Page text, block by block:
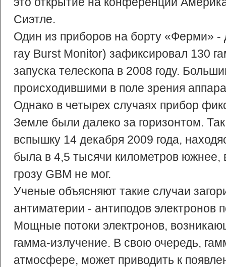
Сиэтле.
Один из приборов на борту «Ферми»
ray Burst Monitor) зафиксировал 130
запуска телескопа в 2008 году.
происходившими в поле зрения
Однако в четырех случаях прибор
Земле были далеко за горизонтом.
вспышку 14 декабря 2009 года,
была в 4,5 тысячи километров южнее,
грозу GBM не мог.
Ученые объясняют такие случаи
антиматерии - антиподов электронов
Мощные потоки электронов,
гамма-излучение. В свою очередь,
атмосфере, может приводить к